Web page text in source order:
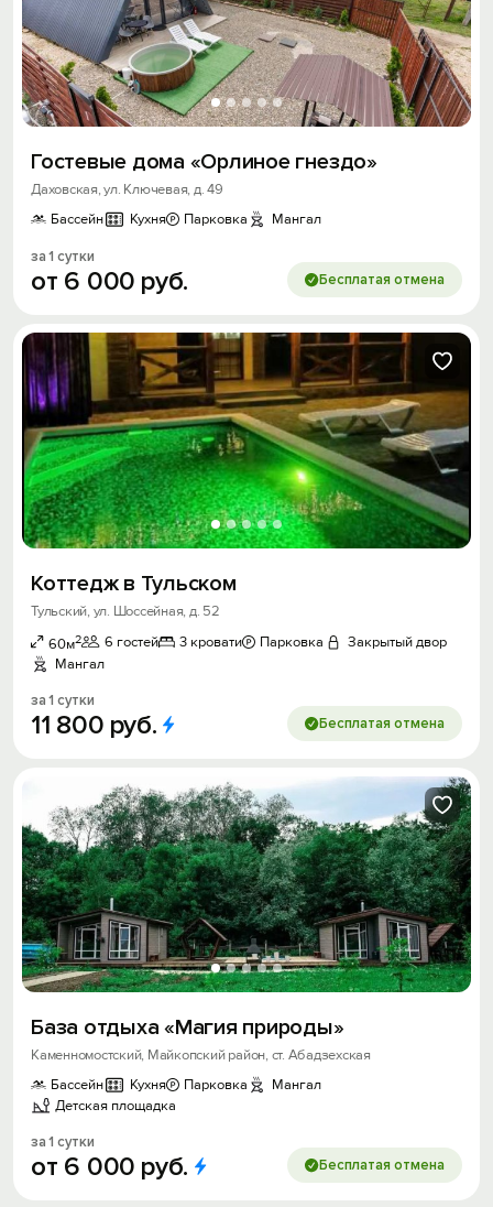
Гостевые дома «Орлиное гнездо»
Даховская, ул. Ключевая, д. 49
Бассейн
Кухня Парковка Мангал
за 1 сутки
от 6 000 руб. Бесплатая отмена
Коттедж в Тульском
Тульский, ул. Шоссейная, д. 52
60м2 6 гостей 3 кровати Парковка
Закрытый двор
Мангал
за 1 сутки
11 800 руб. Бесплатая отмена
База отдыха «Магия природы»
Каменномостский, Майкопский район, ст. Абадзехская
Бассейн
Кухня Парковка
Мангал
Детская площадка
за 1 сутки
от 6 000 руб. Бесплатая отмена